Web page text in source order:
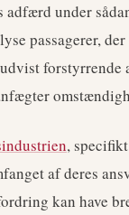
under
passagerer,
forstyrrende
,
af deres
kan have